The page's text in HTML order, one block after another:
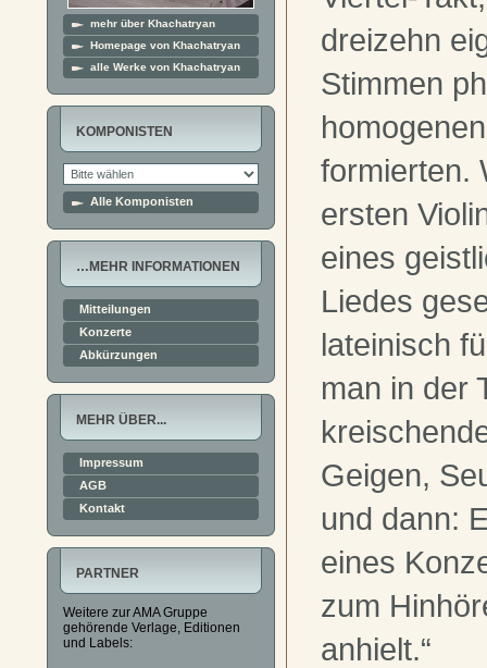
mehr über Khachatryan
Homepage von Khachatryan
alle Werke von Khachatryan
KOMPONISTEN
Alle Komponisten
…MEHR INFORMATIONEN
Mitteilungen
Konzerte
Abkürzungen
MEHR ÜBER...
Impressum
AGB
Kontakt
PARTNER
Weitere zur AMA Gruppe
gehörende Verlage, Editionen
und Labels:
dreizehn
Stimmen
formierten.
ersten
eines
Liedes
lateinisch
man in der
Geigen,
und dann:
eines
zum
anhielt.“